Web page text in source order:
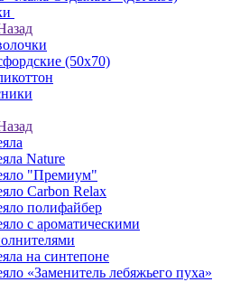
(50х70)
Nature
"Премиум"
Carbon Relax
полифайбер
с ароматическими
на синтепоне
«Заменитель лебяжьего пуха»